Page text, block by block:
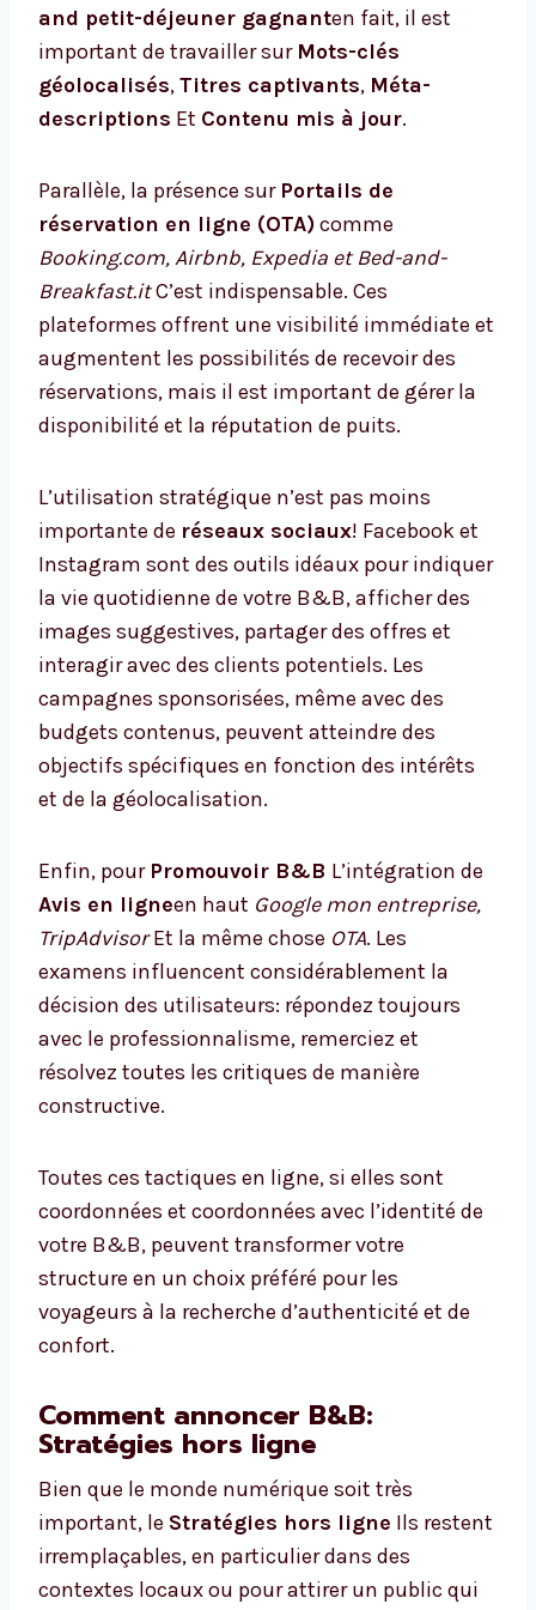
and petit-déjeuner gagnanten fait, il est
important de travailler sur Mots-clés
géolocalisés,Titres captivants, Méta-
descriptions Et Contenu mis à jour.
Parallèle, la présence sur Portails de
réservation en ligne (OTA)comme
Booking.com, Airbnb, Expedia et Bed-and-
Breakfast.itC’est indispensable. Ces
plateformes offrent une visibilité immédiate et
augmentent les possibilités de recevoir des
réservations, mais il est important de gérer la
disponibilité et la réputation de puits.
L’utilisation stratégique n’est pas moins
importante de réseaux sociaux! Facebook et
Instagram sont des outils idéaux pour indiquer
la vie quotidienne de votre B&B, afficher des
images suggestives, partager des offres et
interagir avec des clients potentiels. Les
campagnes sponsorisées, même avec des
budgets contenus, peuvent atteindre des
objectifs spécifiques en fonction des intérêts
et de la géolocalisation.
Enfin, pour Promouvoir B&B L’intégration de
Avis en ligneen haut Google mon entreprise,
TripAdvisorEt la même chose OTA. Les
examens influencent considérablement la
décision des utilisateurs: répondez toujours
avec le professionnalisme, remerciez et
résolvez toutes les critiques de manière
constructive.
Toutes ces tactiques en ligne, si elles sont
coordonnées et coordonnées avec l’identité de
votre B&B, peuvent transformer votre
structure en un choix préféré pour les
voyageurs à la recherche d’authenticité et de
confort.
Comment annoncer B&B:
Stratégies hors ligne
Bien que le monde numérique soit très
important, le Stratégies hors ligne Ils restent
irremplaçables, en particulier dans des
contextes locaux ou pour attirer un public qui